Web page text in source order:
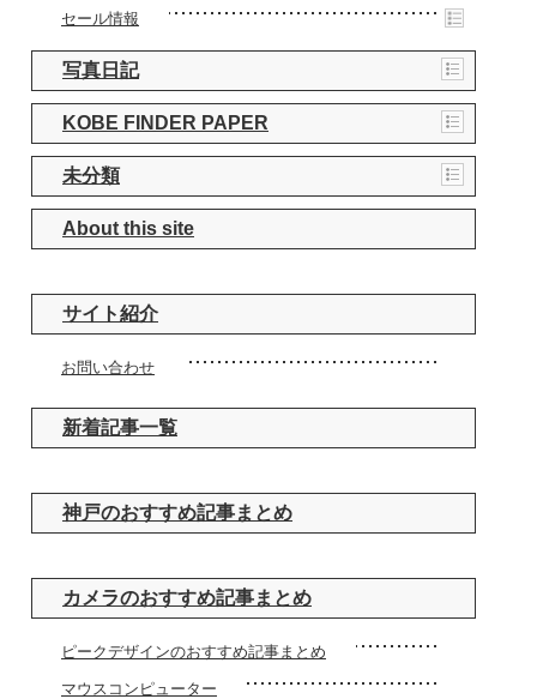
セール情報
写真日記
KOBE FINDER PAPER
未分類
About this site
サイト紹介
お問い合わせ
新着記事一覧
神戸のおすすめ記事まとめ
カメラのおすすめ記事まとめ
ピークデザインのおすすめ記事まとめ
マウスコンピューター